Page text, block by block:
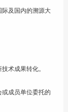
及国内的溯源大
术成果转化。
成员单位委托的